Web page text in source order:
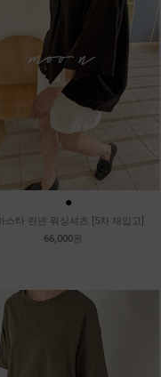
●
스타 린넨 워싱셔츠 [5차 재입고]
66,000원